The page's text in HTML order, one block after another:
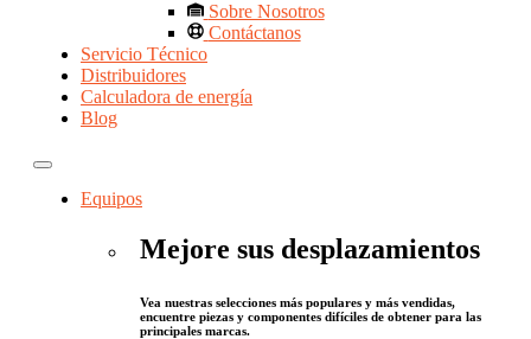
Sobre Nosotros
Contáctanos
Servicio Técnico
Distribuidores
Calculadora de energía
Blog
Equipos
Mejore sus desplazamientos
Vea nuestras selecciones más populares y más vendidas,
encuentre piezas y componentes difíciles de obtener para las
principales marcas.